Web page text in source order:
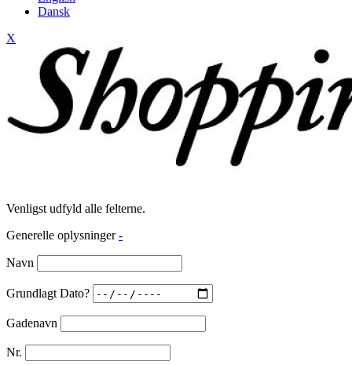
Dansk
X
Venligst udfyld alle felterne.
Generelle oplysninger -
Navn
Grundlagt Dato?
Gadenavn
Nr.